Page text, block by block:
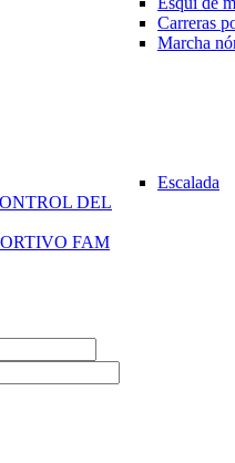
Carreras
Marcha
Escalada
DEL
FAM